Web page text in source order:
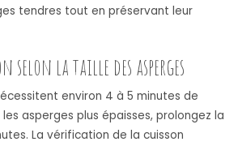
tendres tout en préservant leur
selon la taille des asperges
environ 4 à 5 minutes de
asperges plus épaisses, prolongez la
La vérification de la cuisson